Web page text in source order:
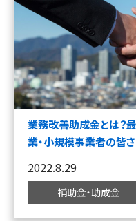
業務改善助成金とは？
業・小規模事業者の皆
2022.8.29
補助金・助成金